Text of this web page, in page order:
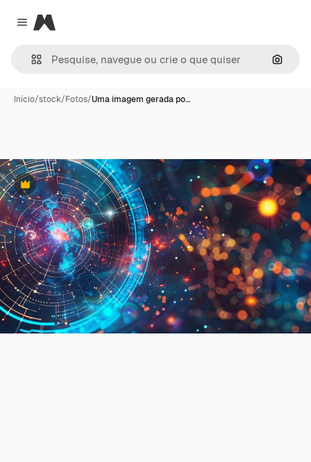
Close menu
Magnific
Início/stock/Fotos/Uma imagem gerada po…
Premium